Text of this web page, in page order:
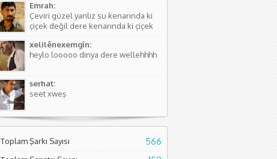
Sözlerdeki hikayede birini arıyorlar
ve aradıkları yerde bir kavak
ağacının yanında yere düşmüş
Emrah:
Çeviri güzel yanlız su kenarında ki
çiçek değil dere kenarında ki çiçek
kıymetli olduğunu söylüyor sanırım.
Asıl söyleyen Seyade Şame dur...
xelilênexemgîn:
heylo looooo dinya dere wellehhhh
serhat:
seet xweş
Toplam Şarkı Sayısı 566